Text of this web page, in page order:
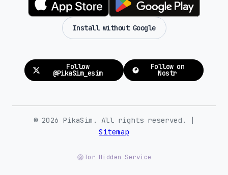
Install without Google
Follow
@PikaSim_esim
Follow on
Nostr
© 2026 PikaSim. All rights reserved. |
Sitemap
Tor Hidden Service